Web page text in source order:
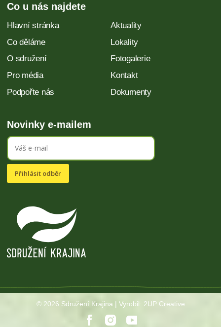
Co u nás najdete
Hlavní stránka
Aktuality
Co děláme
Lokality
O sdružení
Fotogalerie
Pro média
Kontakt
Podpořte nás
Dokumenty
Novinky e-mailem
Přihlásit odběr
© 2026 Sdružení Krajina | Vyrobil: 2UP Creative